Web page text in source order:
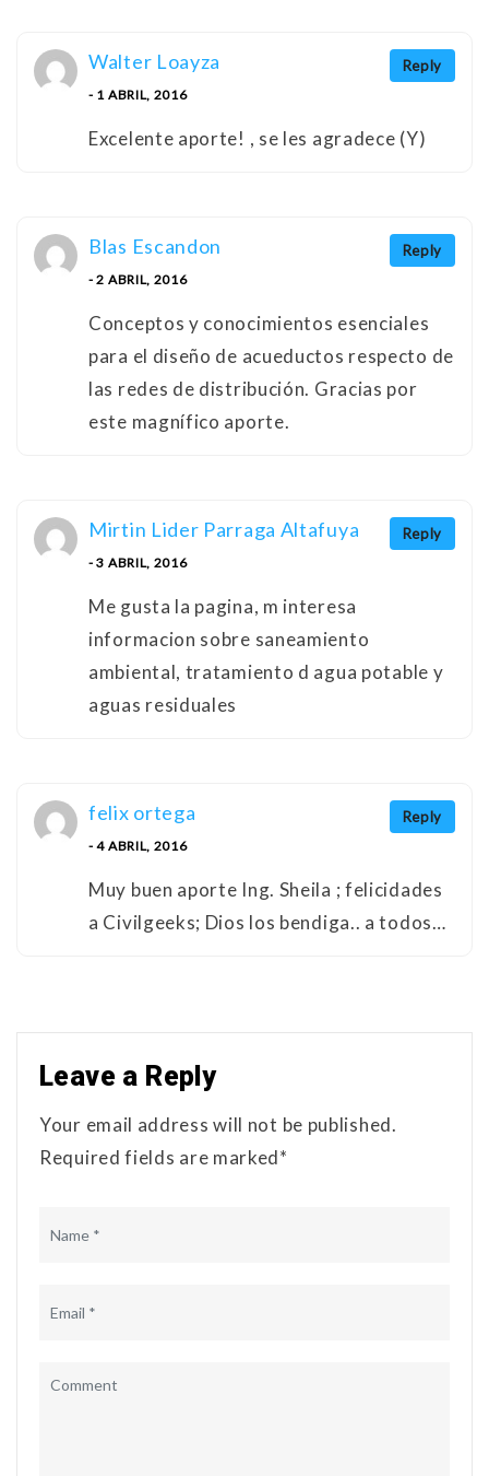
Reply
Walter Loayza
- 1 ABRIL, 2016
Excelente aporte! , se les agradece (Y)
Reply
Blas Escandon
- 2 ABRIL, 2016
Conceptos y conocimientos esenciales
para el diseño de acueductos respecto de
las redes de distribución. Gracias por
este magnífico aporte.
Reply
Mirtin Lider Parraga Altafuya
- 3 ABRIL, 2016
Me gusta la pagina, m interesa
informacion sobre saneamiento
ambiental, tratamiento d agua potable y
aguas residuales
Reply
felix ortega
- 4 ABRIL, 2016
Muy buen aporte Ing. Sheila ; felicidades
a Civilgeeks; Dios los bendiga.. a todos…
Leave a Reply
Your email address will not be published.
Required fields are marked*